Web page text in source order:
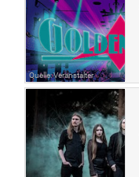
Quelle: Veranstalter